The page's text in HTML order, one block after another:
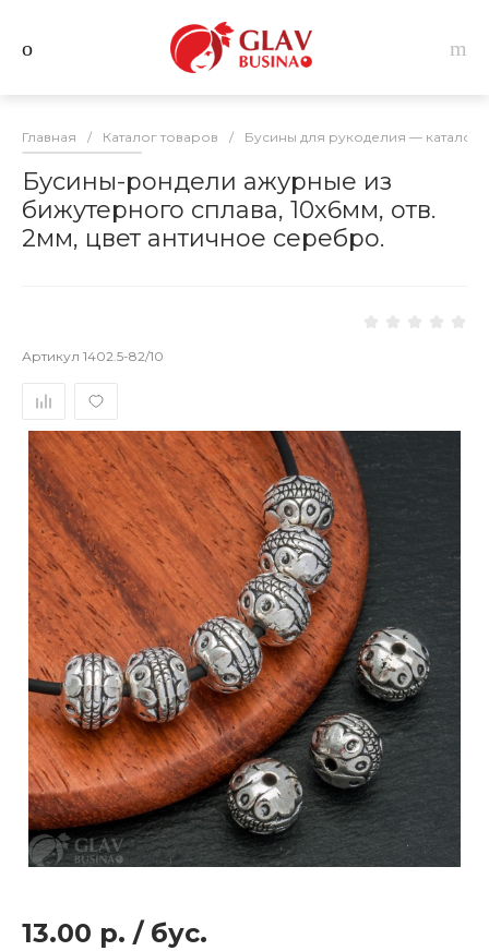
Главная / Каталог товаров / Бусины для рукоделия — каталог
Бусины-рондели ажурные из
бижутерного сплава, 10х6мм, отв.
2мм, цвет античное серебро.
Артикул 1402.5-82/10
13.00 р. / бус.